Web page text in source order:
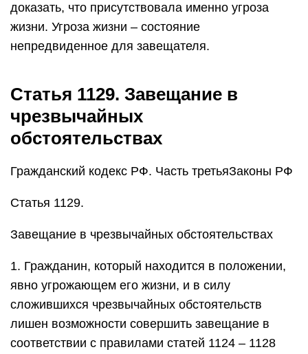
доказать, что присутствовала именно угроза
жизни. Угроза жизни – состояние
непредвиденное для завещателя.
Статья 1129. Завещание в
чрезвычайных
обстоятельствах
Гражданский кодекс РФ. Часть третьяЗаконы РФ
Статья 1129.
Завещание в чрезвычайных обстоятельствах
1. Гражданин, который находится в положении,
явно угрожающем его жизни, и в силу
сложившихся чрезвычайных обстоятельств
лишен возможности совершить завещание в
соответствии с правилами статей 1124 – 1128